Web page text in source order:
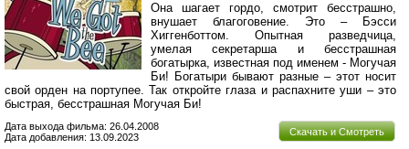
Она шагает гордо, смотрит бесстрашно,
внушает благоговение. Это – Бэсси
Хиггенботтом. Опытная разведчица,
умелая секретарша и бесстрашная
богатырка, известная под именем - Могучая
Би! Богатыри бывают разные – этот носит
свой орден на портупее. Так откройте глаза и распахните уши – это
быстрая, бесстрашная Могучая Би!
Скачать и Смотреть
Дата выхода фильма: 26.04.2008
Дата добавления: 13.09.2023